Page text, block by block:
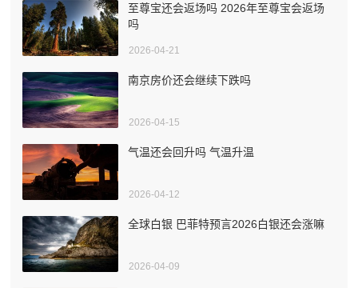
至尊宝还会返场吗 2026年至尊宝会返场
吗
2026-04-21
南京房价还会继续下跌吗
2026-04-15
气温还会回升吗 气温升温
2026-04-12
全球白银 巴菲特预言2026白银还会涨嘛
2026-04-09